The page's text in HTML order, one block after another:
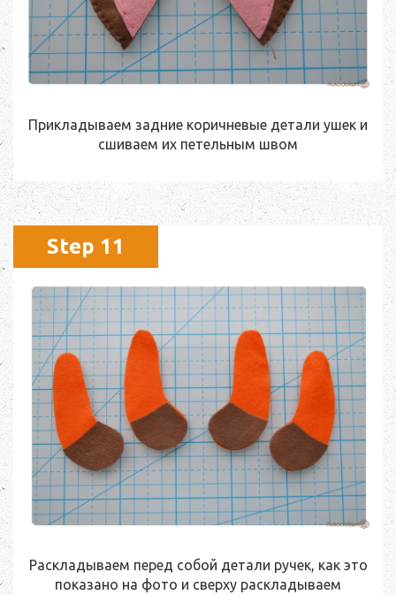
Прикладываем задние коричневые детали ушек и
сшиваем их петельным швом
Step 11
Раскладываем перед собой детали ручек, как это
показано на фото и сверху раскладываем